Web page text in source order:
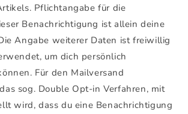
Pflichtangabe für die
Benachrichtigung ist allein deine
Angabe weiterer Daten ist freiwillig
um dich persönlich
Für den Mailversand
sog. Double Opt-in Verfahren, mit
wird, dass du eine Benachrichtigung